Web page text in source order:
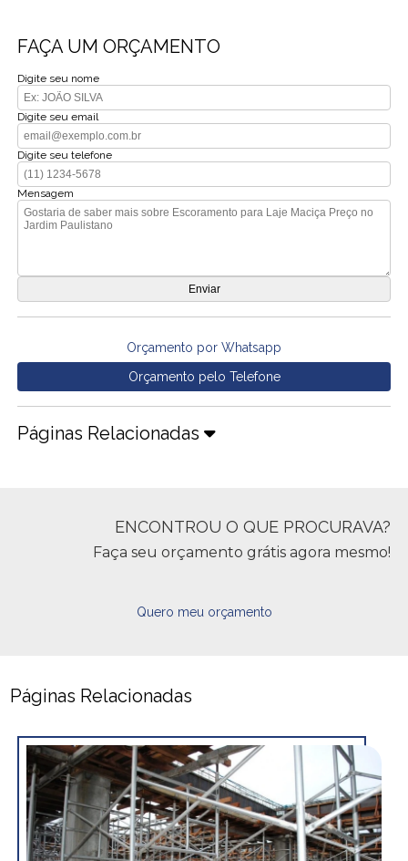
FAÇA UM ORÇAMENTO
Digite seu nome
Digite seu email
Digite seu telefone
Mensagem
Orçamento por Whatsapp
Orçamento pelo Telefone
Páginas Relacionadas
ENCONTROU O QUE PROCURAVA?
Faça seu orçamento grátis agora mesmo!
Quero meu orçamento
Páginas Relacionadas